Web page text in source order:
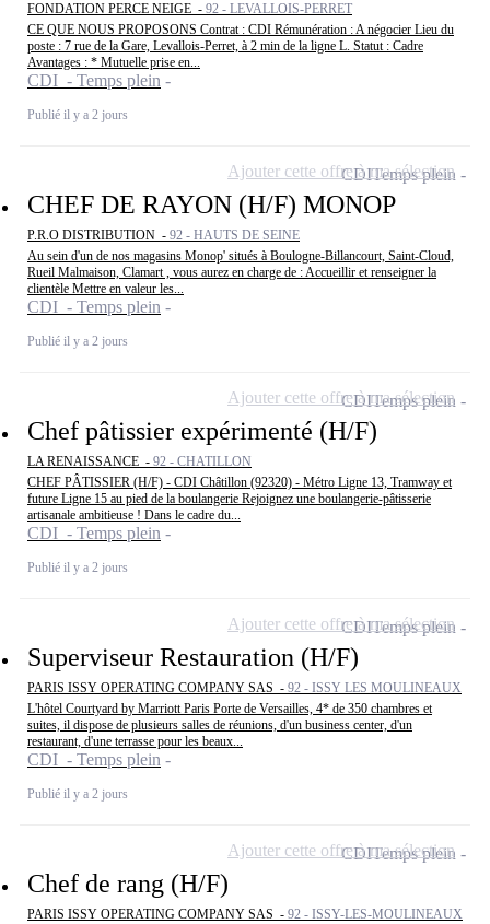
FONDATION PERCE NEIGE - 92 - LEVALLOIS-PERRET
CE QUE NOUS PROPOSONS Contrat : CDI Rémunération : A négocier Lieu du
poste : 7 rue de la Gare, Levallois-Perret, à 2 min de la ligne L. Statut : Cadre
Avantages : * Mutuelle prise en...
CDI - Temps plein
Publié il y a 2 jours
CHEF DE RAYON (H/F) MONOP
P.R.O DISTRIBUTION - 92 - HAUTS DE SEINE
Au sein d'un de nos magasins Monop' situés à Boulogne-Billancourt, Saint-Cloud,
Rueil Malmaison, Clamart , vous aurez en charge de : Accueillir et renseigner la
clientèle Mettre en valeur les...
CDI - Temps plein
Publié il y a 2 jours
CDITemps plein
Ajouter cette offre à ma sélection
Chef pâtissier expérimenté (H/F)
LA RENAISSANCE - 92 - CHATILLON
CHEF PÂTISSIER (H/F) - CDI Châtillon (92320) - Métro Ligne 13, Tramway et
future Ligne 15 au pied de la boulangerie Rejoignez une boulangerie-pâtisserie
artisanale ambitieuse ! Dans le cadre du...
CDI - Temps plein
Publié il y a 2 jours
CDITemps plein
Ajouter cette offre à ma sélection
Superviseur Restauration (H/F)
PARIS ISSY OPERATING COMPANY SAS - 92 - ISSY LES MOULINEAUX
L'hôtel Courtyard by Marriott Paris Porte de Versailles, 4* de 350 chambres et
suites, il dispose de plusieurs salles de réunions, d'un business center, d'un
restaurant, d'une terrasse pour les beaux...
CDI - Temps plein
Publié il y a 2 jours
CDITemps plein
Ajouter cette offre à ma sélection
Chef de rang (H/F)
PARIS ISSY OPERATING COMPANY SAS - 92 - ISSY-LES-MOULINEAUX
CDITemps plein
Ajouter cette offre à ma sélection